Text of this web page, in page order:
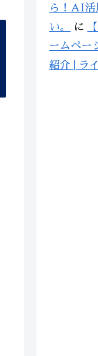
ら！AI活
い。
に
ームペー
紹介 | ラ